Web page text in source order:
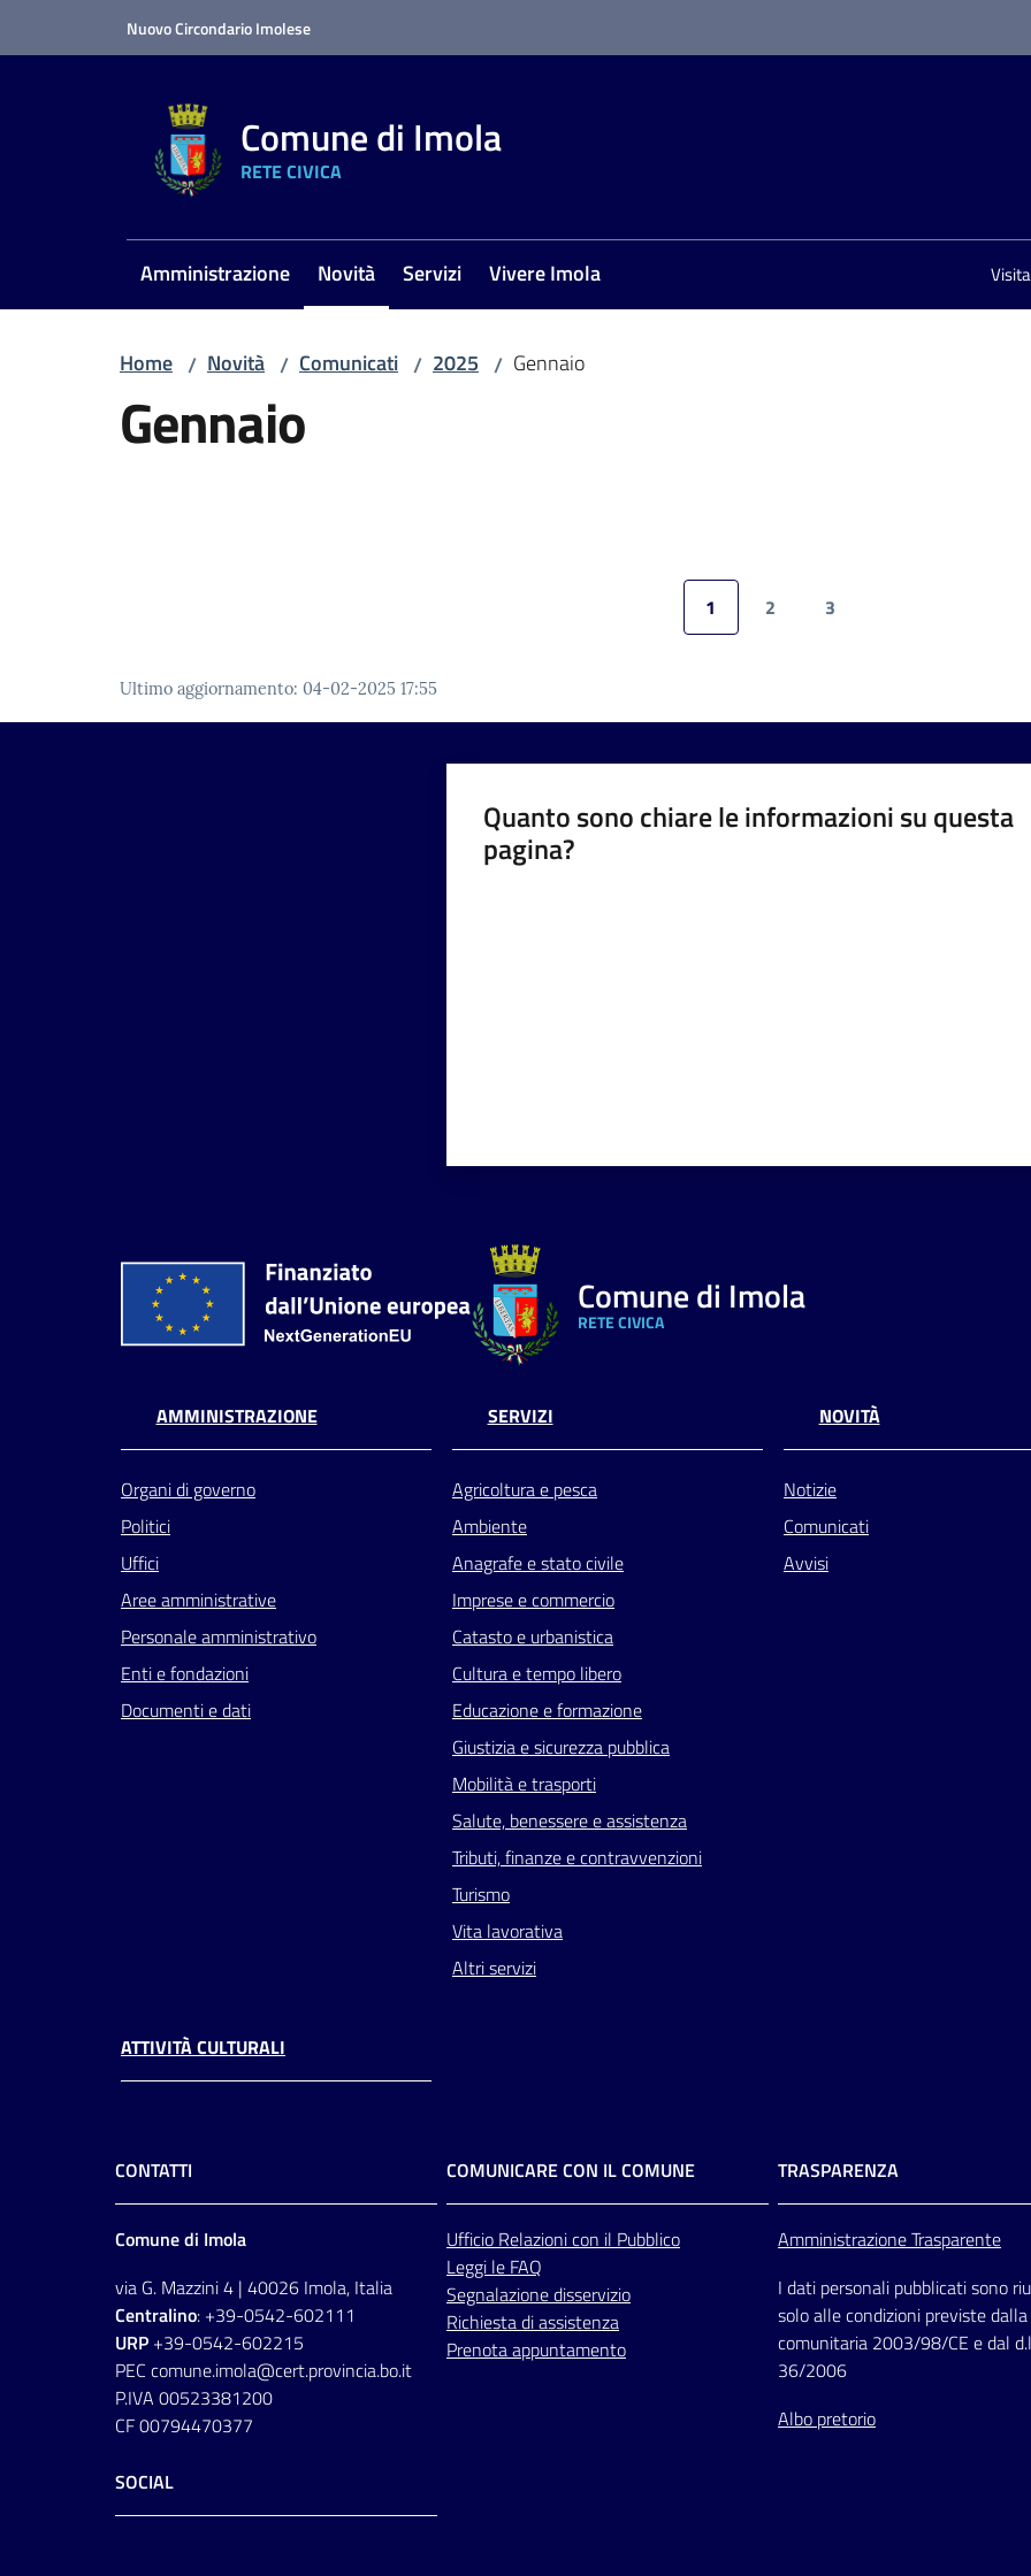
Nuovo Circondario Imolese
Comune di Imola
RETE CIVICA
Amministrazione Novità
Menu selezionato
Servizi Vivere Imola
Home / Novità / Comunicati / 2025 / Gennaio
Gennaio
Pagina precedente
Pagina
1 Pagina
2 Pagina
3
Ultimo aggiornamento: 04-02-2025 17:55
Quanto sono chiare le informazioni su questa
pagina?
Comune di Imola
RETE CIVICA
AMMINISTRAZIONE
Organi di governo
Politici
Uffici
Aree amministrative
Personale amministrativo
Enti e fondazioni
Documenti e dati
SERVIZI
Agricoltura e pesca
Ambiente
Anagrafe e stato civile
Imprese e commercio
Catasto e urbanistica
Cultura e tempo libero
Educazione e formazione
Giustizia e sicurezza pubblica
Mobilità e trasporti
Salute, benessere e assistenza
Tributi, finanze e contravvenzioni
Turismo
Vita lavorativa
Altri servizi
NOVITÀ
Notizie
Comunicati
Avvisi
ATTIVITÀ CULTURALI
CONTATTI
Comune di Imola
via G. Mazzini 4 | 40026 Imola, Italia
Centralino: +39-0542-602111
URP +39-0542-602215
PEC comune.imola@cert.provincia.bo.it
P.IVA 00523381200
CF 00794470377
COMUNICARE CON IL COMUNE
Ufficio Relazionicon il Pubblico
Leggi le FAQ
Segnalazione disservizio
Richiesta di assistenza
Prenota appuntamento
TRASPARENZA
Amministrazione Trasparente
I dati personali pubblicati sono
solo alle condizioni previste
comunitaria 2003/98/CE e dal
36/2006
Albo pretorio
SOCIAL